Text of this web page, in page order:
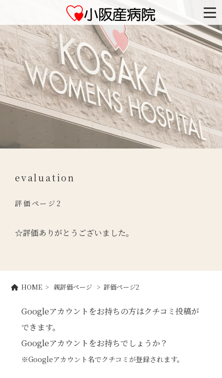
evaluation
評価ページ2
☆評価ありがとうございました。
HOME > 親評価ページ > 評価ページ2
Googleアカウントをお持ちの方はクチコミ投稿が
できます。
Googleアカウントをお持ちでしょうか？
※Googleアカウント名でクチコミが登録されます。